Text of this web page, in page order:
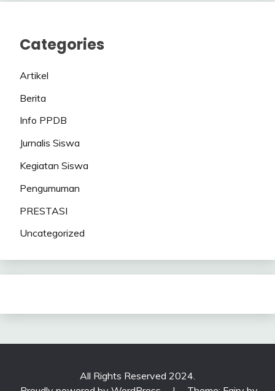
Categories
Artikel
Berita
Info PPDB
Jurnalis Siswa
Kegiatan Siswa
Pengumuman
PRESTASI
Uncategorized
All Rights Reserved 2024.